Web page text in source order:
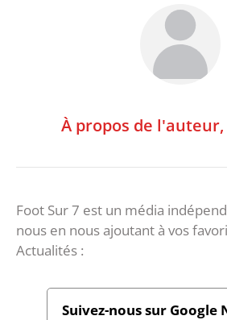
À propos de l'auteur,
Foot Sur 7 est un média
nous en nous ajoutant à vos
Actualités :
Suivez-nous sur Google